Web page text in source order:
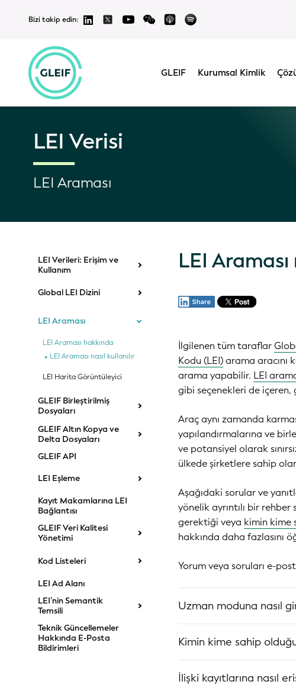
Bizi takip edin:
GLEIF Kurumsal Kimlik
LEI Verisi
LEI Araması
LEI Verileri: Erişim ve
Kullanım
Global LEI Dizini
LEI Araması
LEI Araması hakkında
LEI Araması nasıl kullanılır
LEI Harita Görüntüleyici
GLEIF Birleştirilmiş
Dosyaları
GLEIF Altın Kopya ve
Delta Dosyaları
GLEIF API
LEI Eşleme
Kayıt Makamlarına LEI
Bağlantısı
GLEIF Veri Kalitesi
Yönetimi
Kod Listeleri
LEI Ad Alanı
LEI’nin Semantik
Temsili
Teknik Güncellemeler
Hakkında E-Posta
Bildirimleri
LEI Araması
İlgilenen tüm taraflar
Kodu (LEI)arama aracını
arama yapabilir. LEI
gibi seçenekleri de içeren,
Araç aynı zamanda
yapılandırmalarına ve
ve potansiyel olarak
ülkede şirketlere sahip
Aşağıdaki sorular ve
yönelik ayrıntılı bir
gerektiği veya kimin kime
hakkında daha fazlasını
Yorum veya soruları e-
Uzman moduna nasıl
Kimin kime sahip
İlişki kayıtlarına nasıl